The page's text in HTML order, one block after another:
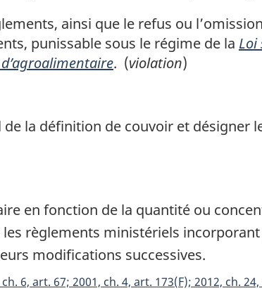
ainsi que le refus ou
punissable sous le régime de la Loi
. (violation)
la définition de couvoir et désigner
en fonction de la quantité ou
règlements ministériels
modifications successives.
6, art. 67; 2001, ch. 4, art. 173(F); 2012, ch.